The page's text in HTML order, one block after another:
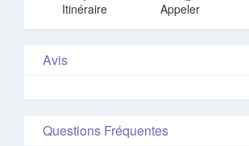
Itinéraire Appeler
Avis
Questions Fréquentes